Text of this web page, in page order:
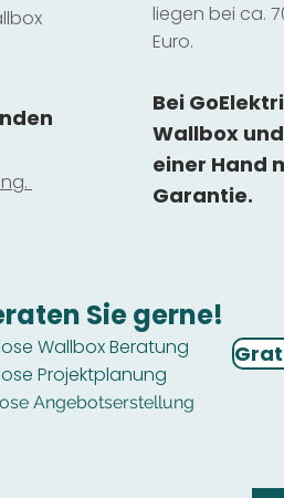
g.
liegen bei ca.
Euro.
Bei
Wallbox
einer Hand
Garantie.
Sie gerne!
Wallbox Beratung
Projektplanung
Angebotserstellung